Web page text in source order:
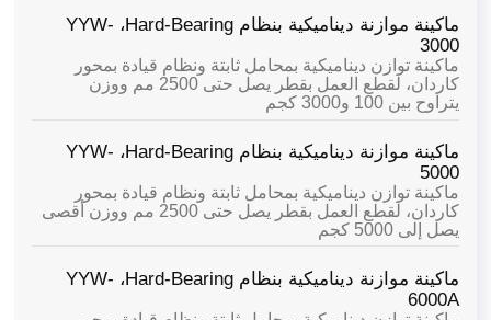
ماكينة موازنة ديناميكية بنظام Hard-Bearing،
YYW-
3000
ماكينة توازن ديناميكية بمحامل ثابتة ونظام قيادة بمحور
كاردان، لقطع العمل بقطر يصل حتى 2500 مم ووزن
يتراوح بين 100 و3000 كجم
ماكينة موازنة ديناميكية بنظام Hard-Bearing،
YYW-
5000
ماكينة توازن ديناميكية بمحامل ثابتة ونظام قيادة بمحور
كاردان، لقطع العمل بقطر يصل حتى 2500 مم ووزن أقصى
يصل إلى 5000 كجم
ماكينة موازنة ديناميكية بنظام Hard-Bearing،
YYW-
6000A